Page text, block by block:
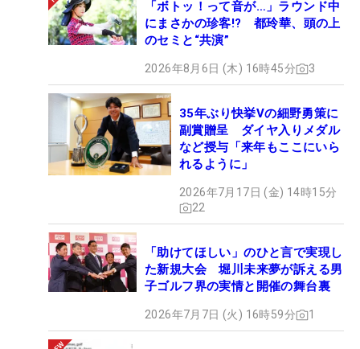
「ボトッ！って音が…」ラウンド中
にまさかの珍客!? 都玲華、頭の上
のセミと“共演”
2026年8月6日 (木) 16時45分 3
35年ぶり快挙Vの細野勇策に
副賞贈呈 ダイヤ入りメダル
など授与「来年もここにいら
れるように」
2026年7月17日 (金) 14時15分
22
「助けてほしい」のひと言で実現し
た新規大会 堀川未来夢が訴える男
子ゴルフ界の実情と開催の舞台裏
2026年7月7日 (火) 16時59分 1